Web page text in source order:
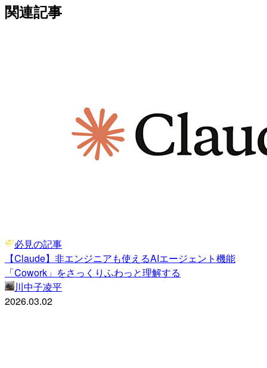
関連記事
必見の記事
【Claude】非エンジニアも使えるAIエージェント機能
「Cowork」をさっくりふわっと理解する
川中子凌平
2026.03.02